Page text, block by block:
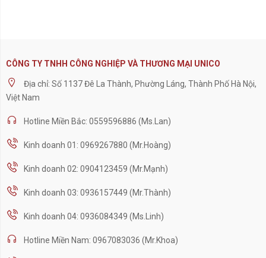
CÔNG TY TNHH CÔNG NGHIỆP VÀ THƯƠNG MẠI UNICO
Địa chỉ: Số 1137 Đê La Thành, Phường Láng, Thành Phố Hà Nội,
Việt Nam
Hotline Miền Bắc: 0559596886 (Ms.Lan)
Kinh doanh 01: 0969267880 (Mr.Hoàng)
Kinh doanh 02: 0904123459 (Mr.Mạnh)
Kinh doanh 03: 0936157449 (Mr.Thành)
Kinh doanh 04: 0936084349 (Ms.Linh)
Hotline Miền Nam: 0967083036 (Mr.Khoa)